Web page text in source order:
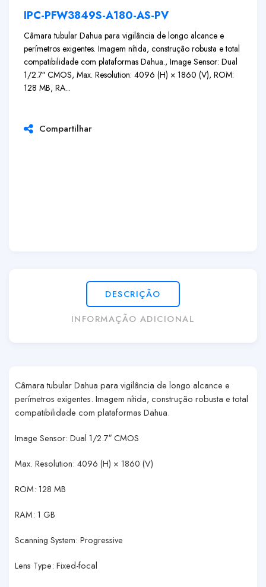
IPC-PFW3849S-A180-AS-PV
Câmara tubular Dahua para vigilância de longo alcance e
perímetros exigentes. Imagem nítida, construção robusta e total
compatibilidade com plataformas Dahua., Image Sensor: Dual
1/2.7″ CMOS, Max. Resolution: 4096 (H) × 1860 (V), ROM:
128 MB, RA...
Compartilhar
DESCRIÇÃO
INFORMAÇÃO ADICIONAL
Câmara tubular Dahua para vigilância de longo alcance e
perímetros exigentes. Imagem nítida, construção robusta e total
compatibilidade com plataformas Dahua.
Image Sensor: Dual 1/2.7″ CMOS
Max. Resolution: 4096 (H) × 1860 (V)
ROM: 128 MB
RAM: 1 GB
Scanning System: Progressive
Lens Type: Fixed-focal